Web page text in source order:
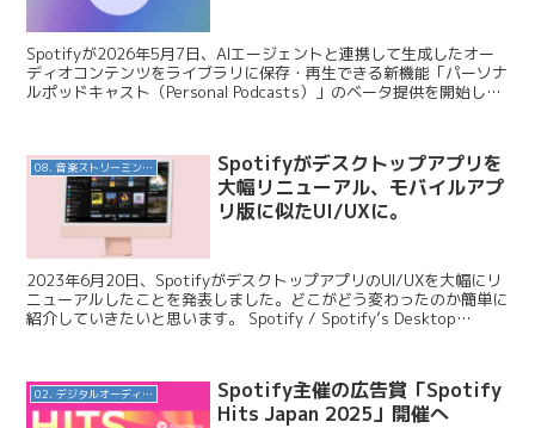
Spotifyが2026年5月7日、AIエージェントと連携して生成したオー
ディオコンテンツをライブラリに保存・再生できる新機能「パーソナ
ルポッドキャスト（Personal Podcasts）」のベータ提供を開始しま
08. 音楽ストリーミングサービス
Spotifyがデスクトップアプリを
大幅リニューアル、モバイルアプ
リ版に似たUI/UXに。
2023年6月20日、SpotifyがデスクトップアプリのUI/UXを大幅にリ
ニューアルしたことを発表しました。どこがどう変わったのか簡単に
紹介していきたいと思います。 Spotify / Spotify’s Desktop
02. デジタルオーディオ広告（音声広告）
Spotify主催の広告賞「Spotify
Hits Japan 2025」開催へ